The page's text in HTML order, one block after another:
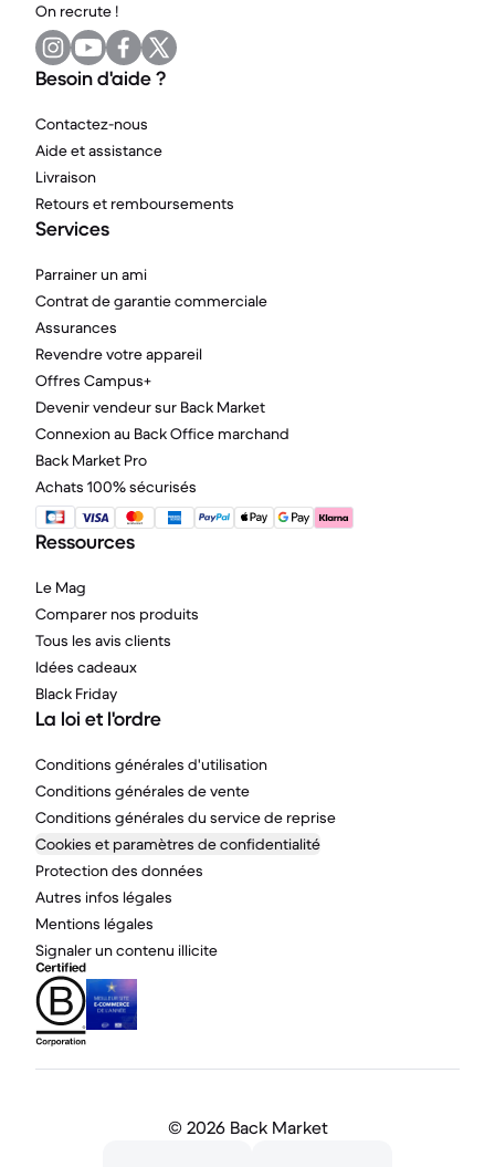
On recrute !
Besoin d'aide ?
Contactez-nous
Aide et assistance
Livraison
Retours et remboursements
Services
Parrainer un ami
Contrat de garantie commerciale
Assurances
Revendre votre appareil
Offres Campus+
Devenir vendeur sur Back Market
Connexion au Back Office marchand
Back Market Pro
Achats 100% sécurisés
Ressources
Le Mag
Comparer nos produits
Tous les avis clients
Idées cadeaux
Black Friday
La loi et l'ordre
Conditions générales d'utilisation
Conditions générales de vente
Conditions générales du service de reprise
Cookies et paramètres de confidentialité
Protection des données
Autres infos légales
Mentions légales
Signaler un contenu illicite
© 2026 Back Market